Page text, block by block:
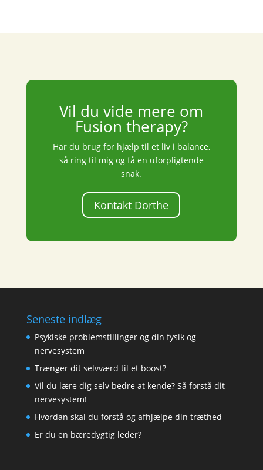
Vil du vide mere om
Fusion therapy?
Har du brug for hjælp til et liv i balance,
så ring til mig og få en uforpligtende
snak.
Kontakt Dorthe
Seneste indlæg
Psykiske problemstillinger og din fysik og
nervesystem
Trænger dit selvværd til et boost?
Vil du lære dig selv bedre at kende? Så forstå dit
nervesystem!
Hvordan skal du forstå og afhjælpe din træthed
Er du en bæredygtig leder?